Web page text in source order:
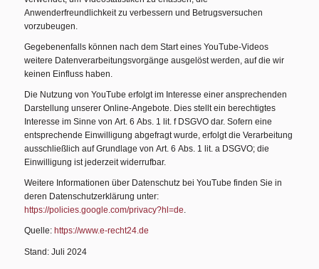
Anwenderfreundlichkeit zu verbessern und Betrugsversuchen
vorzubeugen.
Gegebenenfalls können nach dem Start eines YouTube-Videos
weitere Datenverarbeitungsvorgänge ausgelöst werden, auf die wir
keinen Einfluss haben.
Die Nutzung von YouTube erfolgt im Interesse einer ansprechenden
Darstellung unserer Online-Angebote. Dies stellt ein berechtigtes
Interesse im Sinne von Art. 6 Abs. 1 lit. f DSGVO dar. Sofern eine
entsprechende Einwilligung abgefragt wurde, erfolgt die Verarbeitung
ausschließlich auf Grundlage von Art. 6 Abs. 1 lit. a DSGVO; die
Einwilligung ist jederzeit widerrufbar.
Weitere Informationen über Datenschutz bei YouTube finden Sie in
deren Datenschutzerklärung unter:
https://policies.google.com/privacy?hl=de.
Quelle: https://www.e-recht24.de
Stand: Juli 2024